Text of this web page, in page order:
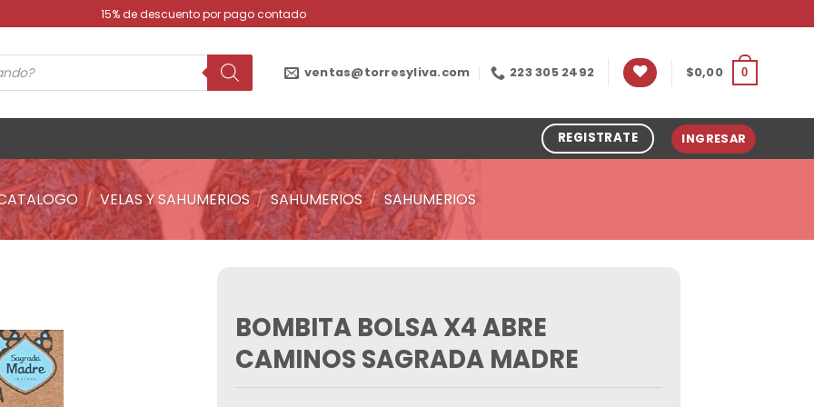
15% de descuento por pago contado
ventas@torresyliva.com 223 305 2492 $0,00 0
REGISTRATE INGRESAR
/ VELAS Y SAHUMERIOS / SAHUMERIOS / SAHUMERIOS
BOMBITA BOLSA X4 ABRE
CAMINOS SAGRADA MADRE